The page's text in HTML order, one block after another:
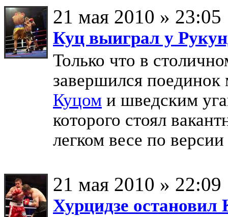
21 мая 2010 » 23:05
Куц выиграл у
Только что в
завершился
Куцом и шведским
которого стоял
легком весе по
21 мая 2010 » 22:09
Хурцидзе остановил